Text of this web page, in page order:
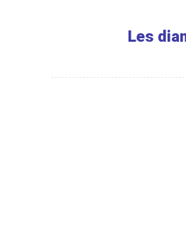
Les